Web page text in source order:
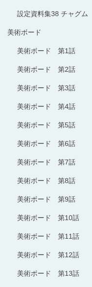
設定資料集38 チャグ
美術ボード
美術ボード 第1話
美術ボード 第2話
美術ボード 第3話
美術ボード 第4話
美術ボード 第5話
美術ボード 第6話
美術ボード 第7話
美術ボード 第8話
美術ボード 第9話
美術ボード 第10話
美術ボード 第11話
美術ボード 第12話
美術ボード 第13話